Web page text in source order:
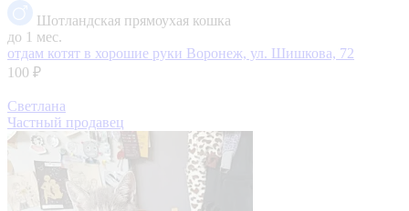
Шотландская прямоухая кошка
до 1 мес.
отдам котят в хорошие руки Воронеж, ул. Шишкова, 72
100 ₽
Светлана
Частный продавец